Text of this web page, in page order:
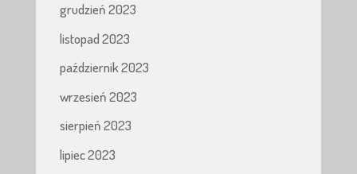
grudzień 2023
listopad 2023
październik 2023
wrzesień 2023
sierpień 2023
lipiec 2023